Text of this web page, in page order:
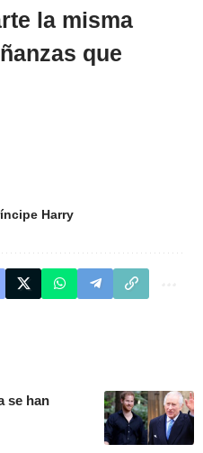
la misma
que
Harry
se han